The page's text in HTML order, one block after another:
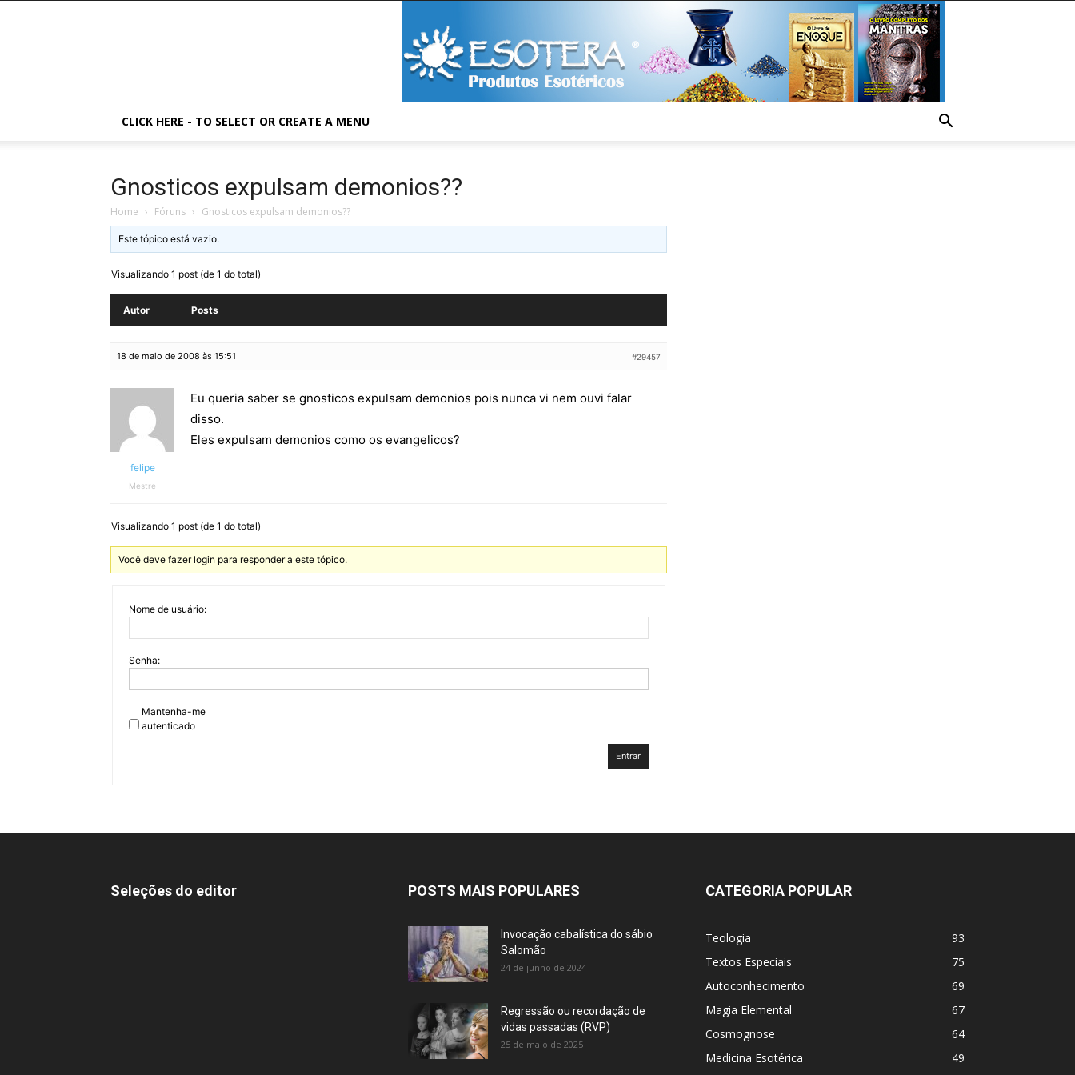
CLICK HERE - TO SELECT OR CREATE A MENU
Gnosticos expulsam demonios??
Home › Fóruns › Gnosticos expulsam demonios??
Este tópico está vazio.
Visualizando 1 post (de 1 do total)
Autor Posts
18 de maio de 2008 às 15:51 #29457
felipe
Mestre
Eu queria saber se gnosticos expulsam demonios pois nunca vi nem ouvi falar
disso.
Eles expulsam demonios como os evangelicos?
Visualizando 1 post (de 1 do total)
Você deve fazer login para responder a este tópico.
Nome de usuário:
Senha:
Mantenha-me
autenticado
Entrar
Seleções do editor POSTS MAIS POPULARES
Invocação cabalística do sábio
Salomão
24 de junho de 2024
Regressão ou recordação de
vidas passadas (RVP)
25 de maio de 2025
CATEGORIA POPULAR
Teologia
93
Textos Especiais
75
Autoconhecimento
69
Magia Elemental
67
Cosmognose
64
Medicina Esotérica
49